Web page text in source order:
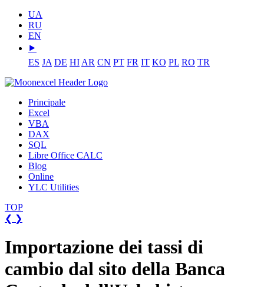
UA
RU
EN
⯈
ES JA DE HI AR CN PT FR IT KO PL RO TR
Principale
Excel
VBA
DAX
SQL
Libre Office CALC
Blog
Online
YLC Utilities
TOP
❮ ❯
Importazione dei tassi di
cambio dal sito della Banca